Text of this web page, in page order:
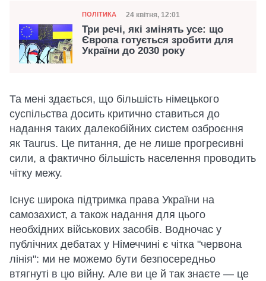
Категорія
ПОЛІТИКА Дата публікації
24 квітня, 12:01
Три речі, які змінять усе: що
Європа готується зробити для
України до 2030 року
Та мені здається, що більшість німецького
суспільства досить критично ставиться до
надання таких далекобійних систем озброєння
як Taurus. Це питання, де не лише прогресивні
сили, а фактично більшість населення проводить
чітку межу.
Існує широка підтримка права України на
самозахист, а також надання для цього
необхідних військових засобів. Водночас у
публічних дебатах у Німеччині є чітка "червона
лінія": ми не можемо бути безпосередньо
втягнуті в цю війну. Але ви це й так знаєте — це